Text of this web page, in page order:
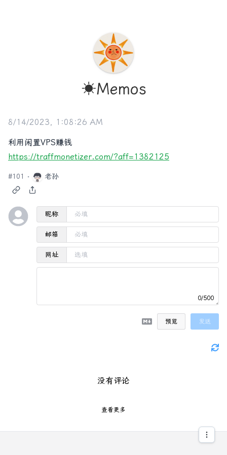
☀️Memos
8/14/2023, 1:08:26 AM
利用闲置VPS赚钱
https://traffmonetizer.com/?aff=1382125
#101 老孙
昵称
邮箱
网址
0/500
预览 发送
没有评论
查看更多